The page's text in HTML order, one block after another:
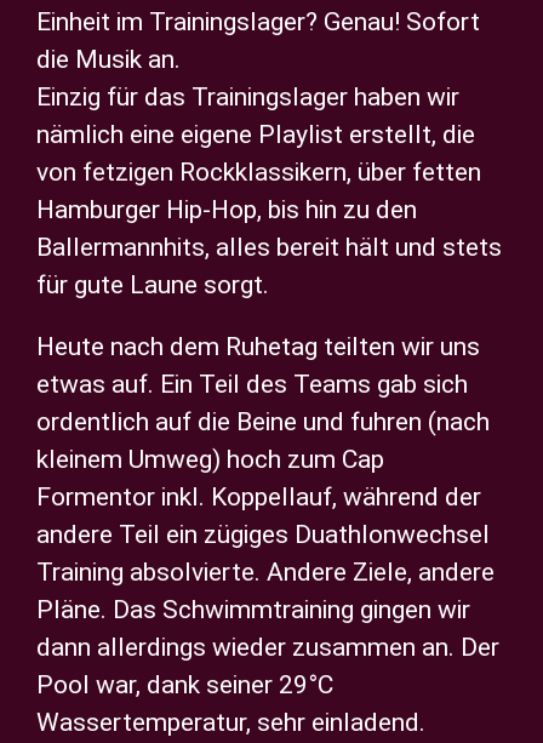
Einheit im Trainingslager? Genau! Sofort
die Musik an.
Einzig für das Trainingslager haben wir
nämlich eine eigene Playlist erstellt, die
von fetzigen Rockklassikern, über fetten
Hamburger Hip-Hop, bis hin zu den
Ballermannhits, alles bereit hält und stets
für gute Laune sorgt.
Heute nach dem Ruhetag teilten wir uns
etwas auf. Ein Teil des Teams gab sich
ordentlich auf die Beine und fuhren (nach
kleinem Umweg) hoch zum Cap
Formentor inkl. Koppellauf, während der
andere Teil ein zügiges Duathlonwechsel
Training absolvierte. Andere Ziele, andere
Pläne. Das Schwimmtraining gingen wir
dann allerdings wieder zusammen an. Der
Pool war, dank seiner 29°C
Wassertemperatur, sehr einladend.